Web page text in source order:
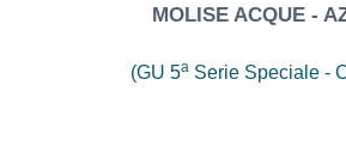
MOLISE ACQUE -
(GU 5a Serie Speciale -